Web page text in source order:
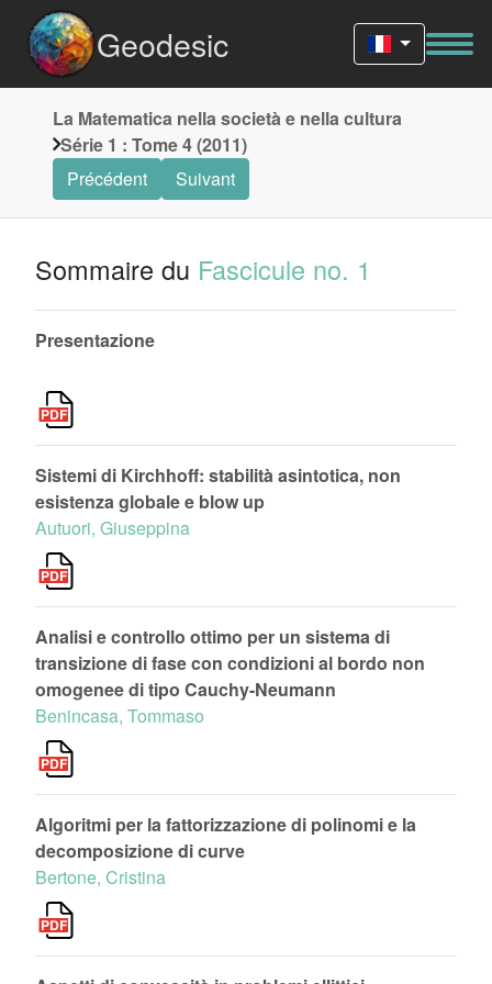
Geodesic
La Matematica nella società e nella cultura
Série 1 : Tome 4 (2011)
Précédent
Suivant
Sommaire du Fascicule no. 1
Presentazione
Sistemi di Kirchhoff: stabilità asintotica, non
esistenza globale e blow up
Autuori, Giuseppina
Analisi e controllo ottimo per un sistema di
transizione di fase con condizioni al bordo non
omogenee di tipo Cauchy-Neumann
Benincasa, Tommaso
Algoritmi per la fattorizzazione di polinomi e la
decomposizione di curve
Bertone, Cristina